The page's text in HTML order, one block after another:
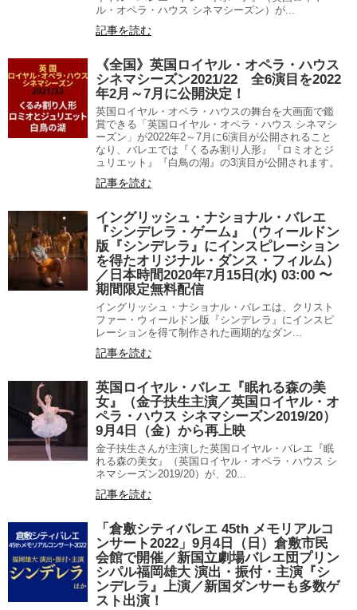
ル・オペラ・ハウス シネマシーズン）が...
記事を読む
《全国》英国ロイヤル・オペラ・ハウス
シネマシーズン2021/22 全6演目を2022
年2月～7月に公開決定！
英国ロイヤル・オペラ・ハウスの舞台を大画面で鑑
賞できる「英国ロイヤル・オペラ・ハウス シネマシ
ーズン」が2022年2～7月に6演目が公開されること
なり、バレエでは『くるみ割り人形』『ロミオとジ
ュリエット』『白鳥の湖』の3演目が公開されます。
記事を読む
イングリッシュ・ナショナル・バレエ
『シンデレラ・ゲーム』（ウィールドン
版『シンデレラ』にインスピレーション
を得たオリジナル・ダンス・フィルム）
／日本時間2020年7月15日(水) 03:00 〜
期間限定無料配信
イングリッシュ・ナショナル・バレエは、クリスト
ファー・ウィールドン版『シンデレラ』にインスピ
レーションを得て制作された画期的なダン...
記事を読む
英国ロイヤル・バレエ『眠れる森の美
女』（金子扶生主演／英国ロイヤル・オ
ペラ・ハウス シネマシーズン2019/20）
9月4日（金）から再上映
金子扶生さんが主演した英国ロイヤル・バレエ『眠
れる森の美女』（英国ロイヤル・オペラ・ハウス シ
ネマシーズン2019/20）が、20...
記事を読む
「倉敷シティバレエ 45th メモリアルコ
ンサート2022」9月4日（日）倉敷市民
会館で開催／新国立劇場バレエ団プリン
シパル福岡雄大 演出・振付・主演『シ
ンデレラ』上演／新国ダンサーも多数ゲ
スト出演！